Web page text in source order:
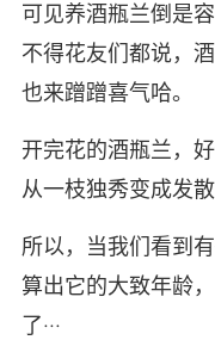
可见养酒瓶兰倒是
不得花友们都说，
也来蹭蹭喜气哈。
开完花的酒瓶兰，
从一枝独秀变成发
所以，当我们看到
算出它的大致年龄
了···